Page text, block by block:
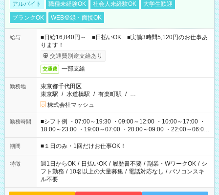
アルバイト 職種未経験OK 社会人未経験OK
大学生歓迎
ブランクOK
WEB登録・面接OK
給与
■日給16,840円～ ■日払いOK ■実働3時間5,120円のお仕事あ
ります！
交通費別途支給あり
交通費 一部支給
勤務地
東京都千代田区
東京駅 / 水道橋駅 / 有楽町駅 / …
株式会社マッシュ
勤務時間
■シフト例 ・07:00～19:30 ・09:00～12:00 ・10:00～17:00 ・
18:00～23:00 ・19:00～07:00 ・20:00～09:00 ・22:00～06:00
etc ★最短で3時間で5,120円のお仕事から 15時間で2万円近く稼
げるお仕事も！ ご希望のお時間に合わせてご紹介！ ※シフトは
ください！
期間 ■１日のみ・1回だけお仕事OK！
特徴 週1日からOK / 日払いOK / 履歴書不要 / 副業・WワークOK / シ
フト勤務 / 10名以上の大量募集 / 電話対応なし / パソコンスキ
ル不要